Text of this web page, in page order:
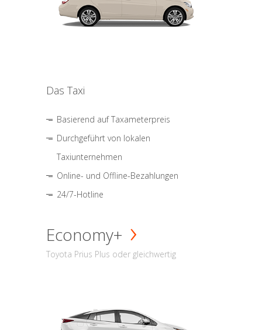
Das Taxi
Basierend auf Taxameterpreis
Durchgeführt von lokalen
Taxiunternehmen
Online- und Offline-Bezahlungen
24/7-Hotline
Economy+
Toyota Prius Plus oder gleichwertig